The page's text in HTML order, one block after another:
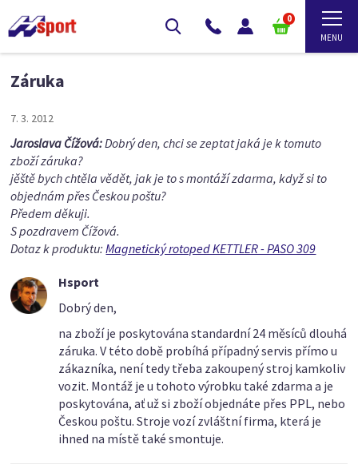
0
Záruka
7. 3. 2012
Jaroslava Čížová:Dobrý den, chci se zeptat jaká je k tomuto
zboží záruka?
jěště bych chtěla vědět, jak je to s montáží zdarma, když si to
objednám přes Českou poštu?
Předem děkuji.
S pozdravem Čížová.
Dotaz k produktu:Magnetický rotoped KETTLER - PASO 309
Hsport
Dobrý den,
na zboží je poskytována standardní 24 měsíců dlouhá
záruka. V této době probíhá případný servis přímo u
zákazníka, není tedy třeba zakoupený stroj kamkoliv
vozit. Montáž je u tohoto výrobku také zdarma a je
poskytována, ať už si zboží objednáte přes PPL, nebo
Českou poštu. Stroje vozí zvláštní firma, která je
ihned na místě také smontuje.